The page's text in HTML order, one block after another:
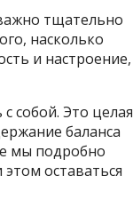
тщательно
насколько
и настроение,
собой. Это целая
баланса
мы подробно
оставаться